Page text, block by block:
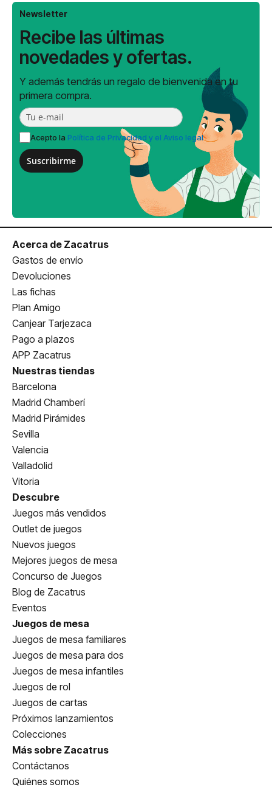
Newsletter
Recibe las últimas
novedades y ofertas.
Y además tendrás un regalo de bienvenida en tu
primera compra.
Acepto la Política de Privacidad y el Aviso legal
Suscribirme
Acerca de Zacatrus
Gastos de envío
Devoluciones
Las fichas
Plan Amigo
Canjear Tarjezaca
Pago a plazos
APP Zacatrus
Nuestras tiendas
Barcelona
Madrid Chamberí
Madrid Pirámides
Sevilla
Valencia
Valladolid
Vitoria
Descubre
Juegos más vendidos
Outlet de juegos
Nuevos juegos
Mejores juegos de mesa
Concurso de Juegos
Blog de Zacatrus
Eventos
Juegos de mesa
Juegos de mesa familiares
Juegos de mesa para dos
Juegos de mesa infantiles
Juegos de rol
Juegos de cartas
Próximos lanzamientos
Colecciones
Más sobre Zacatrus
Contáctanos
Quiénes somos